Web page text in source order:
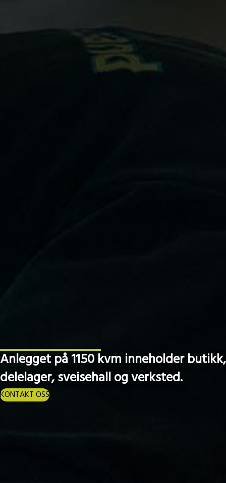
Anlegget på 1150 kvm inneholder butikk,
delelager, sveisehall og verksted.
KONTAKT OSS